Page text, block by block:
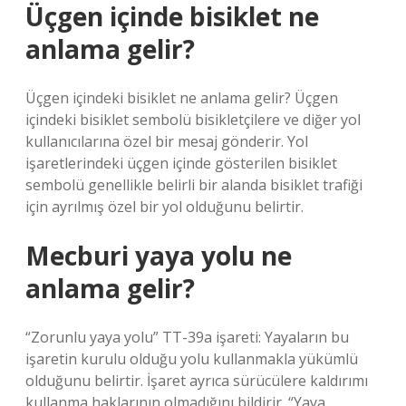
Üçgen içinde bisiklet ne
anlama gelir?
Üçgen içindeki bisiklet ne anlama gelir? Üçgen
içindeki bisiklet sembolü bisikletçilere ve diğer yol
kullanıcılarına özel bir mesaj gönderir. Yol
işaretlerindeki üçgen içinde gösterilen bisiklet
sembolü genellikle belirli bir alanda bisiklet trafiği
için ayrılmış özel bir yol olduğunu belirtir.
Mecburi yaya yolu ne
anlama gelir?
“Zorunlu yaya yolu” TT-39a işareti: Yayaların bu
işaretin kurulu olduğu yolu kullanmakla yükümlü
olduğunu belirtir. İşaret ayrıca sürücülere kaldırımı